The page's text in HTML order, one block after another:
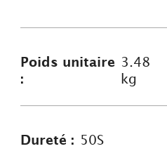
Poids unitaire
:
3.48
kg
Dureté : 50S